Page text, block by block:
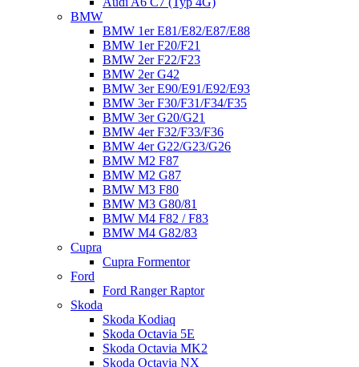
BMW
BMW 1er E81/E82/E87/E88
BMW 1er F20/F21
BMW 2er F22/F23
BMW 2er G42
BMW 3er E90/E91/E92/E93
BMW 3er F30/F31/F34/F35
BMW 3er G20/G21
BMW 4er F32/F33/F36
BMW 4er G22/G23/G26
BMW M2 F87
BMW M2 G87
BMW M3 F80
BMW M3 G80/81
BMW M4 F82 / F83
BMW M4 G82/83
Cupra
Cupra Formentor
Ford
Ford Ranger Raptor
Skoda
Skoda Kodiaq
Skoda Octavia 5E
Skoda Octavia MK2
Skoda Octavia NX